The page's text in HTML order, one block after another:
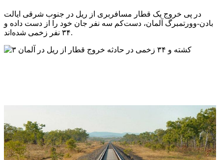
در پی خروج یک قطار مسافربری از ریل در جنوب شرقی ایالت
بادن-وورتمبرگ آلمان، دست‌کم سه نفر جان خود را از دست داده و
۳۴ نفر زخمی شده‌اند.